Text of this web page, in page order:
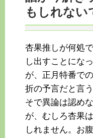
もしれない
杏果推しが何処
し出すことにな
が、正月特番で
折の予言だと言
そで異論は認め
が、むしろ杏果
しれません。お